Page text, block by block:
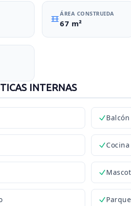
ÁREA CONSTRUIDA
67 m²
INTERNAS